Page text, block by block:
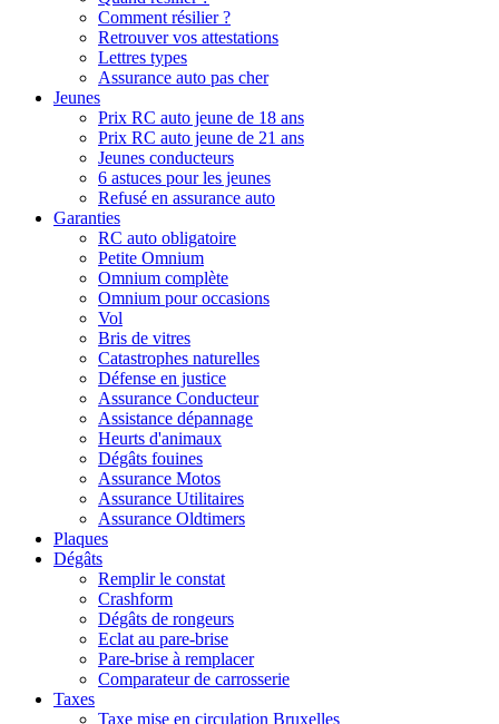
Comment résilier ?
Retrouver vos attestations
Lettres types
Assurance auto pas cher
Jeunes
Prix RC auto jeune de 18 ans
Prix RC auto jeune de 21 ans
Jeunes conducteurs
6 astuces pour les jeunes
Refusé en assurance auto
Garanties
RC auto obligatoire
Petite Omnium
Omnium complète
Omnium pour occasions
Vol
Bris de vitres
Catastrophes naturelles
Défense en justice
Assurance Conducteur
Assistance dépannage
Heurts d'animaux
Dégâts fouines
Assurance Motos
Assurance Utilitaires
Assurance Oldtimers
Plaques
Dégâts
Remplir le constat
Crashform
Dégâts de rongeurs
Eclat au pare-brise
Pare-brise à remplacer
Comparateur de carrosserie
Taxes
Taxe mise en circulation Bruxelles